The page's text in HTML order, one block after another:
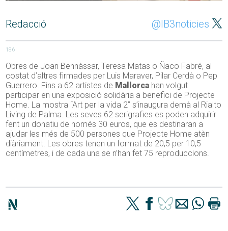
Redacció @IB3noticies
186
Obres de Joan Bennàssar, Teresa Matas o Ñaco Fabré, al
costat d’altres firmades per Luis Maraver, Pilar Cerdà o Pep
Guerrero. Fins a 62 artistes de Mallorca han volgut
participar en una exposició solidària a benefici de Projecte
Home. La mostra “Art per la vida 2” s’inaugura demà al Rialto
Living de Palma. Les seves 62 serigrafies es poden adquirir
fent un donatiu de només 30 euros, que es destinaran a
ajudar les més de 500 persones que Projecte Home atèn
diàriament. Les obres tenen un format de 20,5 per 10,5
centímetres, i de cada una se n’han fet 75 reproduccions.